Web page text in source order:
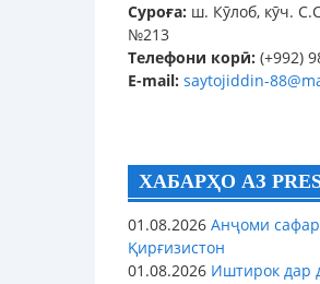
Суроға: ш. Кӯлоб, кӯч.
№213
Телефони корӣ: (+992)
E-mail: saytojiddin-
ХАБАРҲО АЗ
01.08.2026 Анҷоми
Қирғизистон
01.08.2026 Иштирок дар